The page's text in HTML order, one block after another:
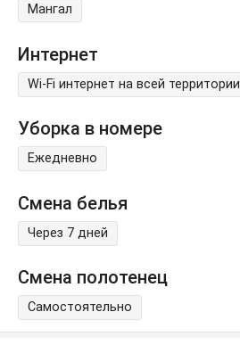
Мангал
Интернет
Wi-Fi интернет на всей территории
Уборка в номере
Ежедневно
Смена белья
Через 7 дней
Смена полотенец
Самостоятельно